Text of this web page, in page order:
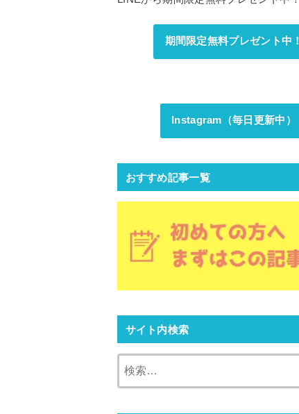
期間限定無料プレゼント中！
Instagram（毎日更新中）
おすすめ記事一覧
サイト内検索